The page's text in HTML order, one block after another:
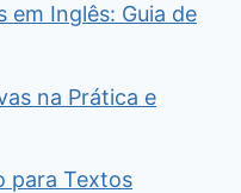
em Inglês: Guia de
na Prática e
para Textos